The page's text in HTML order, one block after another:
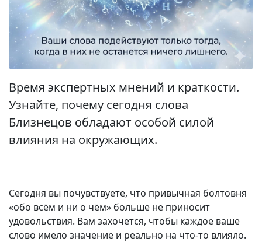
Время экспертных мнений и краткости.
Узнайте, почему сегодня слова
Близнецов обладают особой силой
влияния на окружающих.
Сегодня вы почувствуете, что привычная болтовня
«обо всём и ни о чём» больше не приносит
удовольствия. Вам захочется, чтобы каждое ваше
слово имело значение и реально на что-то влияло.